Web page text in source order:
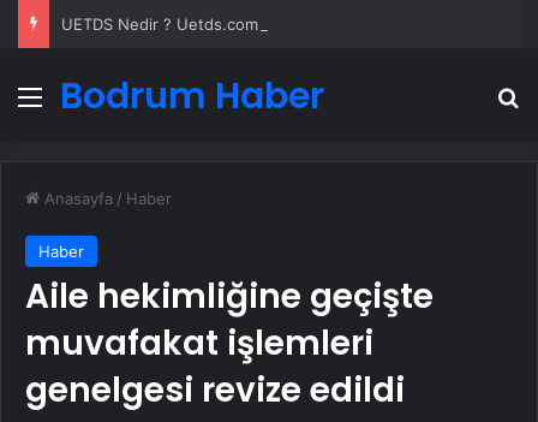
Menü
Bodrum Haber
Anasayfa / Haber
Haber
Aile hekimliğine geçişte
muvafakat işlemleri
genelgesi revize edildi